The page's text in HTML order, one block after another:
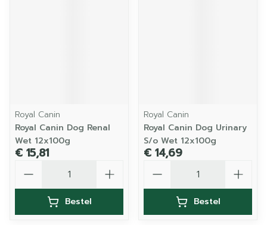
Royal Canin
Royal Canin Dog Renal
Wet 12x100g
€ 15,81
Bestel
Royal Canin
Royal Canin Dog Urinary
S/o Wet 12x100g
€ 14,69
Bestel